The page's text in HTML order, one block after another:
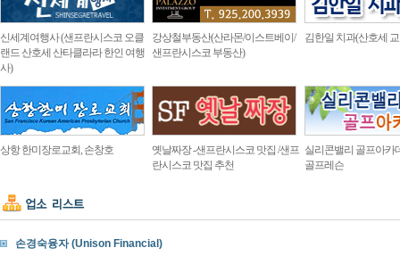
신세계여행사 (샌프란시스코 오클
랜드 산호세 산타클라라 한인 여행
사)
강상철부동산(산라몬/이스트베이/
샌프란시스코 부동산)
김한일 치과(산호세
상항 한미장로교회, 손창호
옛날짜장 -샌프란시스코 맛집 /샌프
란시스코 맛집 추천
실리콘밸리 골프아카
골프레슨
손경숙융자 (Unison Financial)